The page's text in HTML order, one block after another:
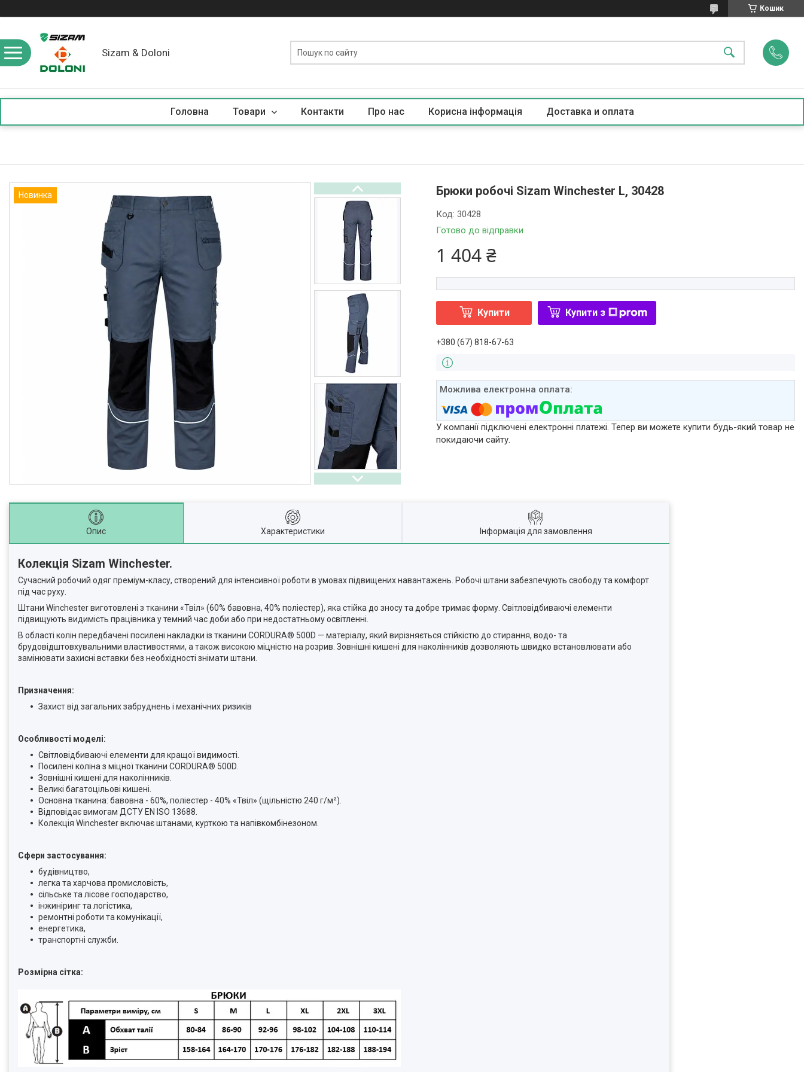
Кошик
Sizam & Doloni
Головна Товари Контакти Про нас Корисна iнформацiя Доставка и оплата
Новинка Брюки робочі Sizam Winchester L, 30428
Готово до відправки
Код:30428
1 404 ₴
Купити Купити з
+380 (67) 818-67-63
У компанії підключені електронні платежі. Тепер ви можете купити будь-який товар не
покидаючи сайту.
Опис Характеристики Інформація для замовлення
Колекція Sizam Winchester.
Сучасний робочий одяг преміум-класу, створений для інтенсивної роботи в умовах підвищених навантажень. Робочі штани забезпечують свободу та комфорт
під час руху.
Штани Winchester виготовлені з тканини «Твіл» (60% бавовна, 40% поліестер), яка стійка до зносу та добре тримає форму. Світловідбиваючі елементи
підвищують видимість працівника у темний час доби або при недостатньому освітленні.
В області колін передбачені посилені накладки із тканини CORDURA® 500D — матеріалу, який вирізняється стійкістю до стирання, водо- та
брудовідштовхувальними властивостями, а також високою міцністю на розрив. Зовнішні кишені для наколінників дозволяють швидко встановлювати або
замінювати захисні вставки без необхідності знімати штани.
Призначення:
Захист від загальних забруднень і механічних ризиків
Особливості моделі:
Світловідбиваючі елементи для кращої видимості.
Посилені коліна з міцної тканини CORDURA® 500D.
Зовнішні кишені для наколінників.
Великі багатоцільові кишені.
Основна тканина: бавовна - 60%, поліестер - 40% «Твіл» (щільністю 240 г/м²).
Відповідає вимогам ДСТУ EN ISO 13688.
Колекція Winchester включає штанами, курткою та напівкомбінезоном.
Сфери застосування:
будівництво,
легка та харчова промисловість,
сільське та лісове господарство,
інжиніринг та логістика,
ремонтні роботи та комунікації,
енергетика,
транспортні служби.
Розмірна сітка: